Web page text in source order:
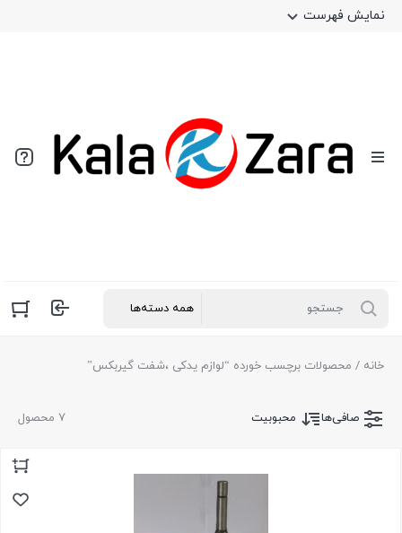
نمایش فهرست
خانه / محصولات برچسب خورده “لوازم یدکی ،شفت گیربکس”
7 محصول صافی‌ها محبوبیت